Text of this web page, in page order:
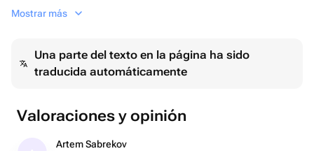
коллеге.
• Клубника - очень нежная ягода.
При транспортировки и хранении подарка не стоит его
•Мы рекомендуем делать заказ на время
непосредственно перед вручением подарка, чтобы он
был максимально свежим.
Mostrar más
Una parte del texto en la página ha sido
traducida automáticamente
Valoraciones y opinión
Artem Sabrekov